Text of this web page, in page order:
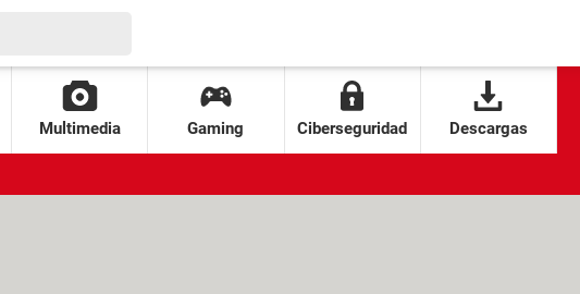
Multimedia Gaming Ciberseguridad Descargas